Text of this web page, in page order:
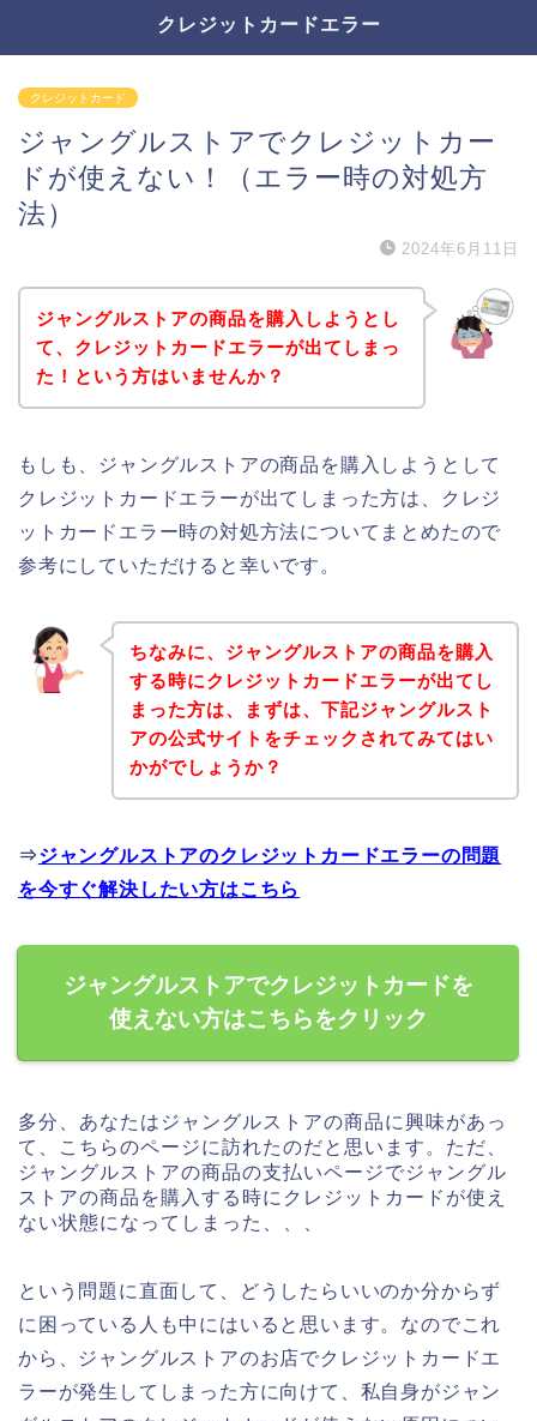
クレジットカードエラー
クレジットカード
ジャングルストアでクレジットカー
ドが使えない！（エラー時の対処方
法）
2024年6月11日
ジャングルストアの商品を購入しようとし
て、クレジットカードエラーが出てしまっ
た！という方はいませんか？
もしも、ジャングルストアの商品を購入しようとして
クレジットカードエラーが出てしまった方は、クレジ
ットカードエラー時の対処方法についてまとめたので
参考にしていただけると幸いです。
ちなみに、ジャングルストアの商品を購入
する時にクレジットカードエラーが出てし
まった方は、まずは、下記ジャングルスト
アの公式サイトをチェックされてみてはい
かがでしょうか？
⇒ジャングルストアのクレジットカードエラーの問題
を今すぐ解決したい方はこちら
ジャングルストアでクレジットカードを
使えない方はこちらをクリック
多分、あなたはジャングルストアの商品に興味があっ
て、こちらのページに訪れたのだと思います。ただ、
ジャングルストアの商品の支払いページでジャングル
ストアの商品を購入する時にクレジットカードが使え
ない状態になってしまった、、、
という問題に直面して、どうしたらいいのか分からず
に困っている人も中にはいると思います。なのでこれ
から、ジャングルストアのお店でクレジットカードエ
ラーが発生してしまった方に向けて、私自身がジャン